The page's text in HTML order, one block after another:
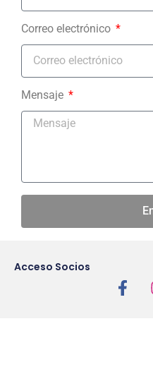
Correo electrónico
Mensaje
Acceso Socios